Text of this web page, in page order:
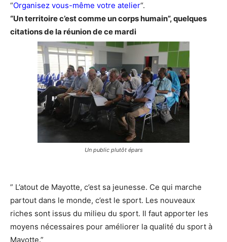
“Organisez vous-même votre atelier“.
“Un territoire c’est comme un corps humain”, quelques
citations de la réunion de ce mardi
Un public plutôt épars
” L’atout de Mayotte, c’est sa jeunesse. Ce qui marche
partout dans le monde, c’est le sport. Les nouveaux
riches sont issus du milieu du sport. Il faut apporter les
moyens nécessaires pour améliorer la qualité du sport à
Mayotte.”